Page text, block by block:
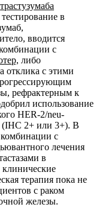
трастузумаба
в
вводится
с
либо
отклика с этими
рефрактерным к
использование
HER-2/neu-
(IHC 2+ или 3+). В
с
лечения
в
терапия пока не
с раком
железы.